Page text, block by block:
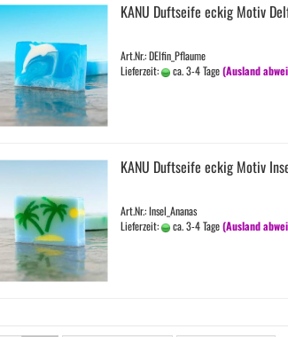
KANU Duft­sei­fe eckig Motiv
Art.Nr.: DElfin_Pflaume
Lieferzeit:
ca. 3-4 Tage(Ausland
KANU Duft­sei­fe eckig Motiv
Art.Nr.: Insel_Ananas
Lieferzeit:
ca. 3-4 Tage(Ausland